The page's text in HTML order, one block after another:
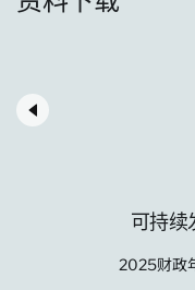
可持续
2025财政